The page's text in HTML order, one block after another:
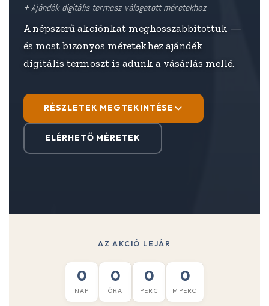
+ Ajándék digitális termosz válogatott méretekhez
A népszerű akciónkat meghosszabbítottuk —
és most bizonyos méretekhez ajándék
digitális termoszt is adunk a vásárlás mellé.
RÉSZLETEK MEGTEKINTÉSE
ELÉRHETŐ MÉRETEK
AZ AKCIÓ LEJÁR
0
NAP
0
ÓRA
0
PERC
0
MPERC